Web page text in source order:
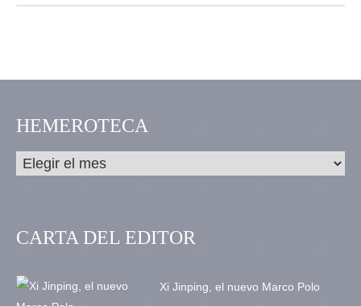
HEMEROTECA
CARTA DEL EDITOR
Xi Jinping, el nuevo Marco Polo